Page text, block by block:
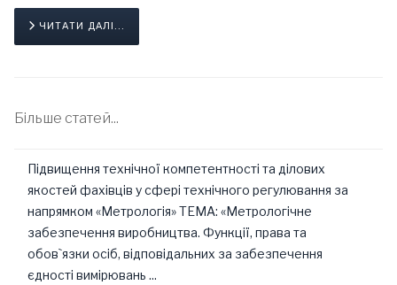
ЧИТАТИ ДАЛІ...
Більше статей...
Підвищення технічної компетентності та ділових
якостей фахівців у сфері технічного регулювання за
напрямком «Метрологія» ТЕМА: «Метрологічне
забезпечення виробництва. Функції, права та
обов`язки осіб, відповідальних за забезпечення
єдності вимірювань ...